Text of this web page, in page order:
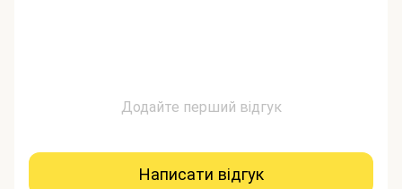
Додайте перший відгук
Написати відгук